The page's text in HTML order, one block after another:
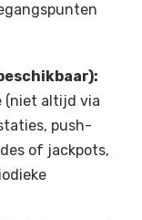
(niet altijd via
push-
of jackpots,